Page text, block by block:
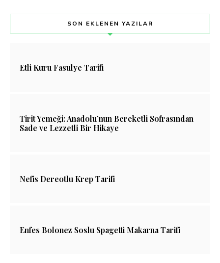
SON EKLENEN YAZILAR
Etli Kuru Fasulye Tarifi
Tirit Yemeği: Anadolu’nun Bereketli Sofrasından
Sade ve Lezzetli Bir Hikaye
Nefis Dereotlu Krep Tarifi
Enfes Bolonez Soslu Spagetti Makarna Tarifi